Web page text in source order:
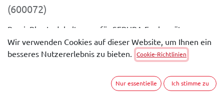
(600072)
PassivPlus Ladehalterung für SEPURA Funkgeräte
STP8000 und STP9000. Verwendbar mit den original
Akkus.
Allgemeine Beschreibung
Die PassivPlus Ladehalterung bietet zusätzlich zu den
Wir verwenden Cookies auf dieser Website, um Ihnen ein
besseres Nutzererlebnis zu bieten.
Cookie-Richtlinien
Nur essentielle Ich stimme zu